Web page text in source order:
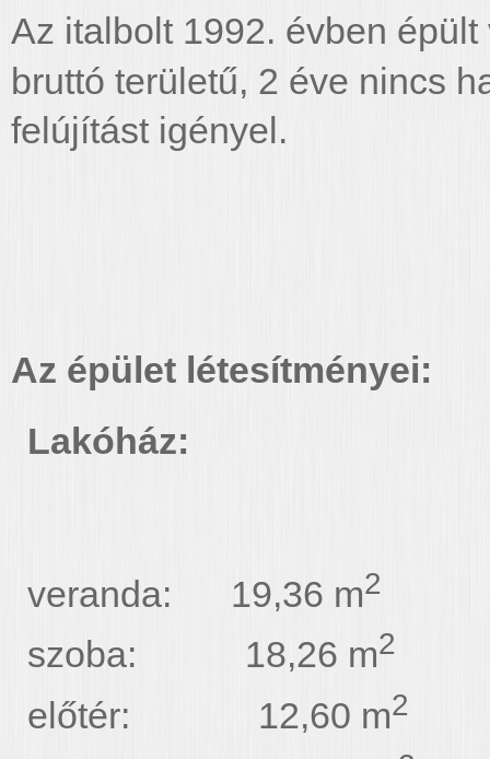
Az italbolt 1992. évben
bruttó területű, 2 éve nincs
felújítást igényel.
Az épület létesítményei:
Lakóház:
veranda: 19,36 m2
szoba: 18,26 m2
előtér: 12,60 m2